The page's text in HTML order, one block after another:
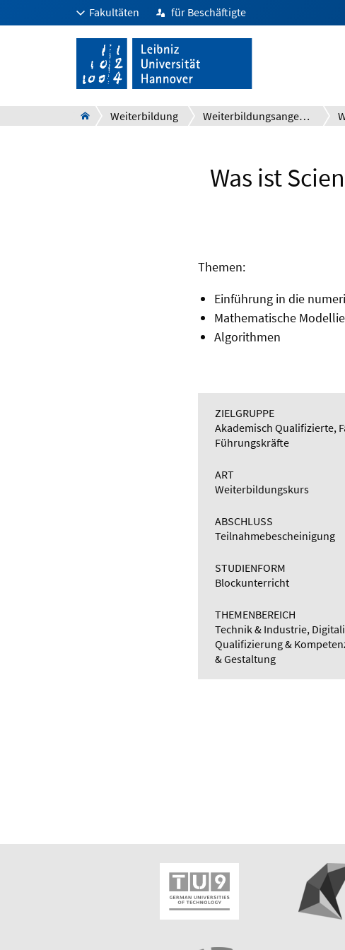
Fakultäten für Beschäftigte
Weiterbildung Weiterbildungsangebot für Unternehmen, Berufstätige und wiss. Interessierte
Was ist
Themen:
Einführung in die
Mathematische
Algorithmen
ZIELGRUPPE
Akademisch Qualifizierte,
Führungskräfte
ART
Weiterbildungskurs
ABSCHLUSS
Teilnahmebescheinigung
STUDIENFORM
Blockunterricht
THEMENBEREICH
Technik & Industrie,
Qualifizierung &
& Gestaltung